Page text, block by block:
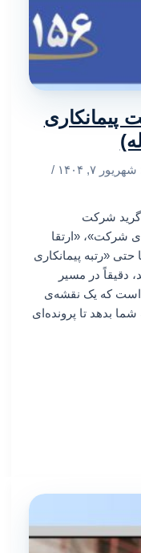
۷, ۱۴۰۴
/
گرید شرکت
شرکت»، «ارتقا
«رتبه پیمانکاری
در مسیر
است که یک نقشه‌ی
بدهد تا پرونده‌ای